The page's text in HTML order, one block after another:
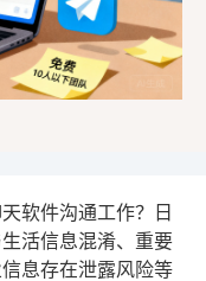
软件沟通工作？日
活信息混淆、重要
息存在泄露风险等